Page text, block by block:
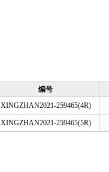
编号
XINGZHAN2021-259465(4R)
XINGZHAN2021-259465(5R)